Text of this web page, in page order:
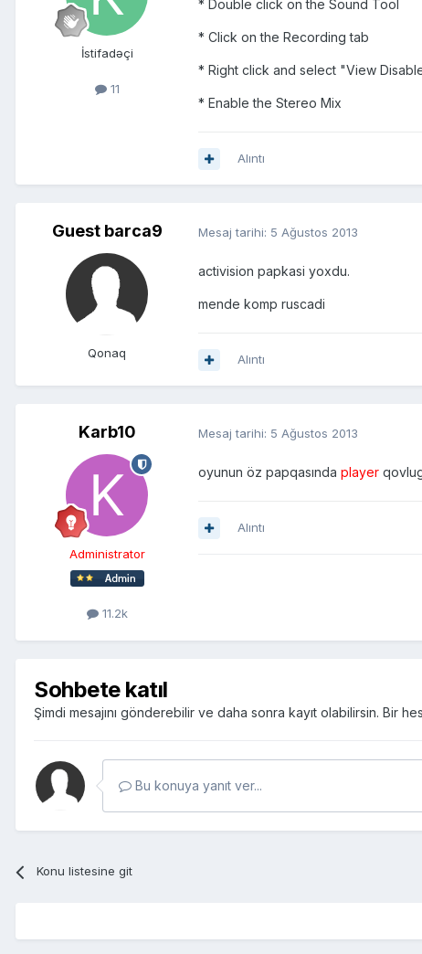
İstifadəçi
11
* Double click on the Sound Tool
* Click on the Recording tab
* Right click and select "View
* Enable the Stereo Mix
Alıntı
Guest barca9
Qonaq
Mesaj tarihi: 5 Ağustos 2013
activision papkasi yoxdu.
mende komp ruscadi
Alıntı
Karb10
Administrator
11.2k
Mesaj tarihi: 5 Ağustos 2013
oyunun öz papqasında player
Alıntı
Sohbete katıl
Şimdi mesajını gönderebilir ve daha sonra kayıt olabilirsin. Bir
Bu konuya yanıt ver...
Konu listesine git